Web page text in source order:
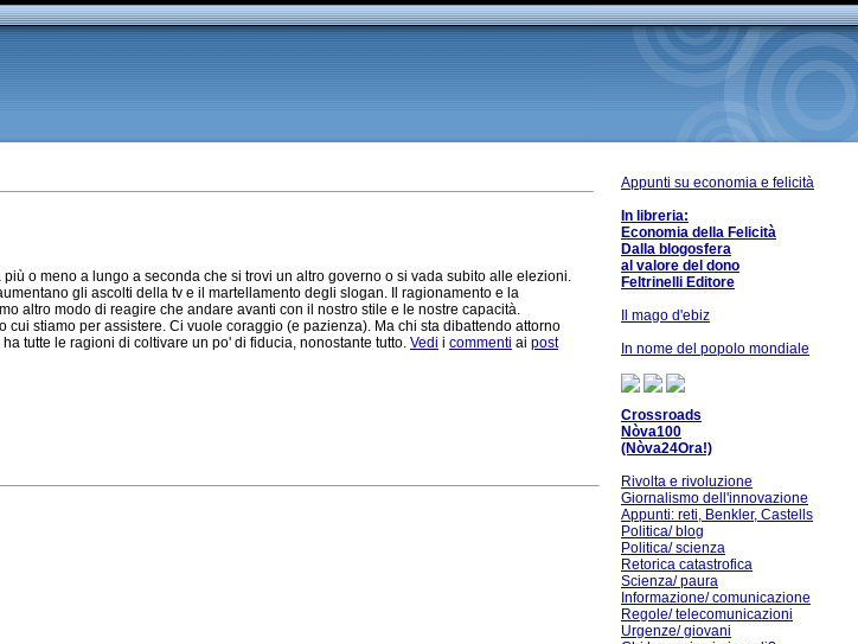
o meno a lungo a seconda che si trovi un altro governo o si vada subito alle elezioni.
gli ascolti della tv e il martellamento degli slogan. Il ragionamento e la
altro modo di reagire che andare avanti con il nostro stile e le nostre capacità.
stiamo per assistere. Ci vuole coraggio (e pazienza). Ma chi sta dibattendo attorno
tutte le ragioni di coltivare un po' di fiducia, nonostante tutto. Vedi i commenti ai post
Appunti su economia e felicità
In libreria:
Economia della Felicità
Dalla blogosfera
al valore del dono
Feltrinelli Editore
Il mago d'ebiz
In nome del popolo mondiale
Crossroads
Nòva100
(Nòva24Ora!)
Rivolta e rivoluzione
Giornalismo dell'innovazione
Appunti: reti, Benkler, Castells
Politica/ blog
Politica/ scienza
Retorica catastrofica
Scienza/ paura
Informazione/ comunicazione
Regole/ telecomunicazioni
Urgenze/ giovani